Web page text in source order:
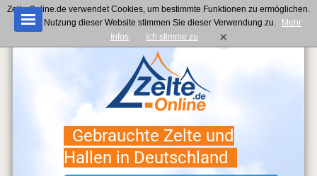
Gebrauchte Zelte und
Hallen in Deutschland
Zelte-Online.de verwendet Cookies, um bestimmte Funktionen zu ermöglichen.
Mit der Nutzung dieser Website stimmen Sie dieser Verwendung zu.
Mehr
Infos
Ich stimme zu ×